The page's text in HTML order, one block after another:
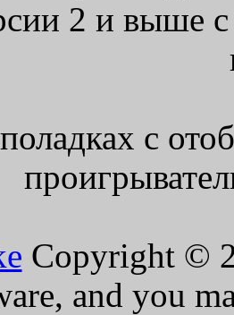
2 и выше
с
Copyright ©
and you